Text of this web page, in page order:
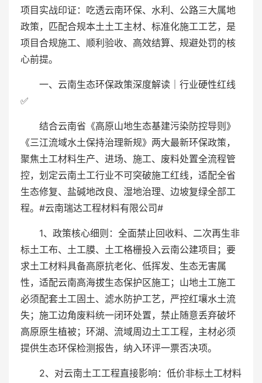
项目实战印证：吃透云南环保、水利、公路三大属地
政策，匹配合规本土土工主材、标准化施工工艺，是
项目合规施工、顺利验收、高效结算、规避处罚的核
心前提。
一、云南生态环保政策深度解读｜行业硬性红线
✅
结合云南省《高原山地生态基建污染防控导则》
《三江流域水土保持治理新规》两大最新环保政策，
聚焦土工材料生产、进场、施工、废料处置全流程管
控，划定云南土工行业不可突破施工红线，适配全省
生态修复、盐碱地改良、湿地治理、边坡复绿全部工
程。#云南瑞达工程材料有限公司#
1、政策核心细则：全面禁止回收料、二次再生非
标土工布、土工膜、土工格栅投入云南公建项目；要
求土工材料具备高原抗老化、低挥发、生态无害属
性，适配云南高海拔生态保护区施工；山地土工施工
必须配套土工固土、滤水防护工艺，严控红壤水土流
失；施工边角废料统一闭环处置，禁止随意丢弃破坏
高原原生植被；环湖、流域周边土工工程，主材必须
提供生态环保检测报告，纳入环评一票否决项。
2、对云南土工工程直接影响：低价非标土工材料